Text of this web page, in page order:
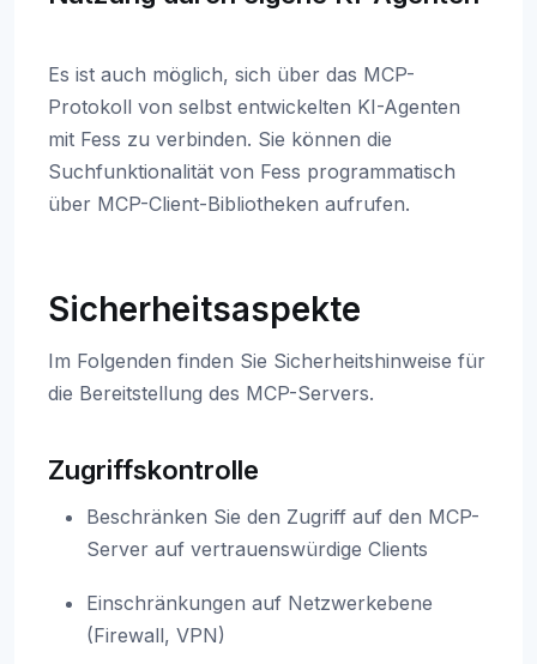
Es ist auch möglich, sich über das MCP-
Protokoll von selbst entwickelten KI-Agenten
mit Fess zu verbinden. Sie können die
Suchfunktionalität von Fess programmatisch
über MCP-Client-Bibliotheken aufrufen.
Sicherheitsaspekte
Im Folgenden finden Sie Sicherheitshinweise für
die Bereitstellung des MCP-Servers.
Zugriffskontrolle
Beschränken Sie den Zugriff auf den MCP-
Server auf vertrauenswürdige Clients
Einschränkungen auf Netzwerkebene
(Firewall, VPN)